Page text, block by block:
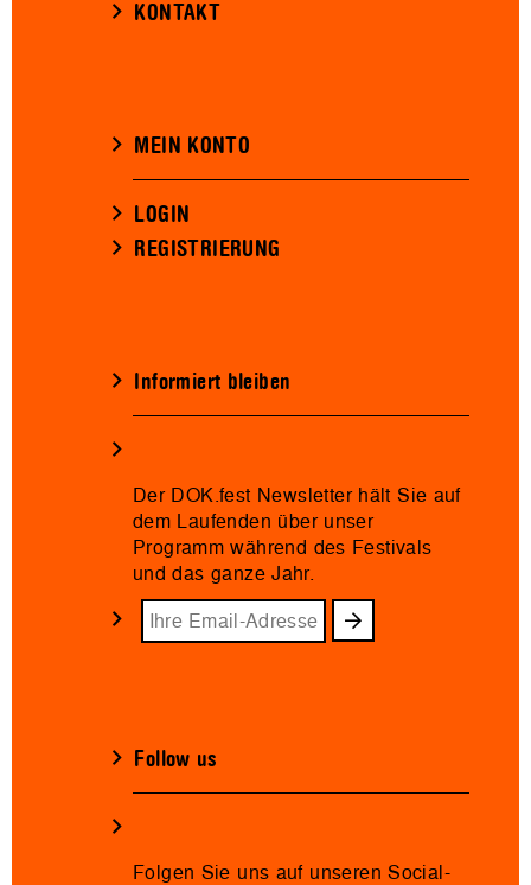
KONTAKT
MEIN KONTO
LOGIN
REGISTRIERUNG
Informiert bleiben
Der DOK.fest Newsletter hält Sie auf
dem Laufenden über unser
Programm während des Festivals
und das ganze Jahr.
Follow us
Folgen Sie uns auf unseren Social-